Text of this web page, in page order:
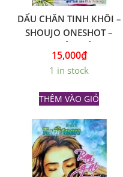
DẤU CHÂN TINH KHÔI –
SHOUJO ONESHOT –
TRUYỆN VIỆT
15,000₫
1 in stock
THÊM VÀO GIỎ